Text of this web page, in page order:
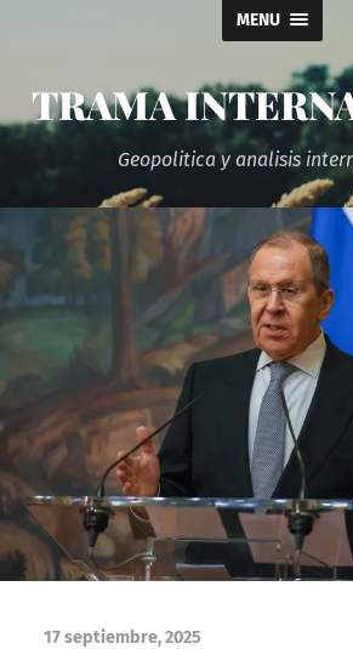
MENU
TRAMA
Geopolitica y analisis
17 septiembre, 2025